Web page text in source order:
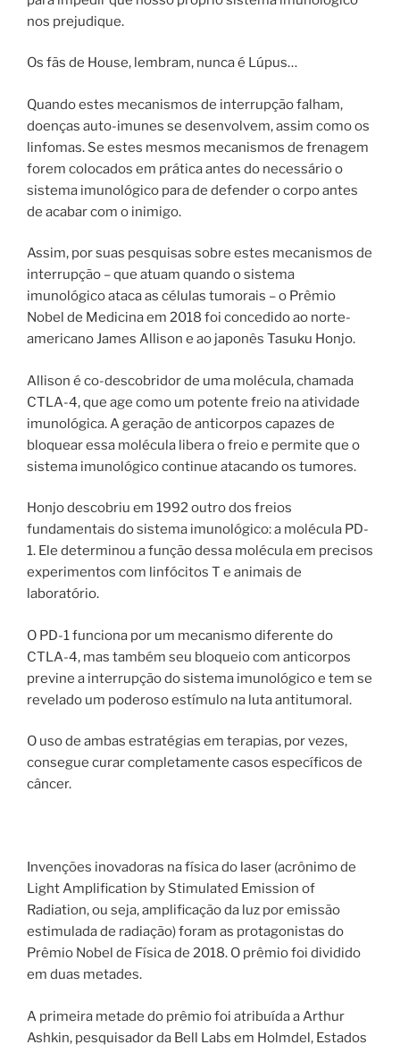
nos prejudique.
Os fãs de House, lembram, nunca é Lúpus…
Quando estes mecanismos de interrupção falham,
doenças auto-imunes se desenvolvem, assim como os
linfomas. Se estes mesmos mecanismos de frenagem
forem colocados em prática antes do necessário o
sistema imunológico para de defender o corpo antes
de acabar com o inimigo.
Assim, por suas pesquisas sobre estes mecanismos de
interrupção – que atuam quando o sistema
imunológico ataca as células tumorais – o Prêmio
Nobel de Medicina em 2018 foi concedido ao norte-
americano James Allison e ao japonês Tasuku Honjo.
Allison é co-descobridor de uma molécula, chamada
CTLA-4, que age como um potente freio na atividade
imunológica. A geração de anticorpos capazes de
bloquear essa molécula libera o freio e permite que o
sistema imunológico continue atacando os tumores.
Honjo descobriu em 1992 outro dos freios
fundamentais do sistema imunológico: a molécula PD-
1. Ele determinou a função dessa molécula em precisos
experimentos com linfócitos T e animais de
laboratório.
O PD-1 funciona por um mecanismo diferente do
CTLA-4, mas também seu bloqueio com anticorpos
previne a interrupção do sistema imunológico e tem se
revelado um poderoso estímulo na luta antitumoral.
O uso de ambas estratégias em terapias, por vezes,
consegue curar completamente casos específicos de
câncer.
Invenções inovadoras na física do laser (acrônimo de
Light Amplification by Stimulated Emission of
Radiation, ou seja, amplificação da luz por emissão
estimulada de radiação) foram as protagonistas do
Prêmio Nobel de Física de 2018. O prêmio foi dividido
em duas metades.
A primeira metade do prêmio foi atribuída a Arthur
Ashkin, pesquisador da Bell Labs em Holmdel, Estados